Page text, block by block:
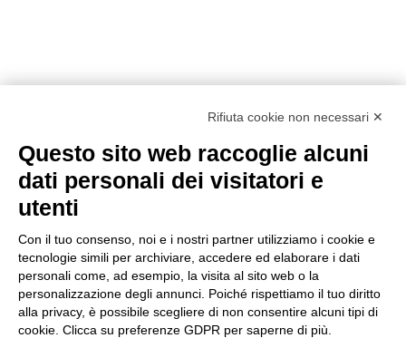
CONTATTACI
Rifiuta cookie non necessari ✕
Questo sito web raccoglie alcuni
dati personali dei visitatori e
utenti
Con il tuo consenso, noi e i nostri partner utilizziamo i cookie e
tecnologie simili per archiviare, accedere ed elaborare i dati
personali come, ad esempio, la visita al sito web o la
personalizzazione degli annunci. Poiché rispettiamo il tuo diritto
alla privacy, è possibile scegliere di non consentire alcuni tipi di
cookie. Clicca su preferenze GDPR per saperne di più.